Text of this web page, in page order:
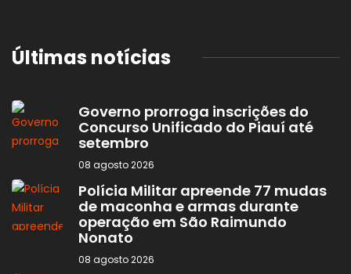
Últimas notícias
Governo prorroga inscrições do
Concurso Unificado do Piauí até
setembro
08 agosto 2026
Polícia Militar apreende 77 mudas
de maconha e armas durante
operação em São Raimundo
Nonato
08 agosto 2026